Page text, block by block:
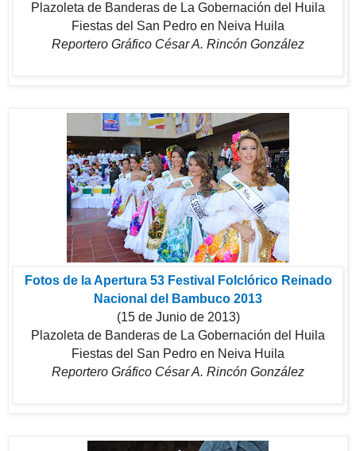
Plazoleta de Banderas de La Gobernación del Huila
Fiestas del San Pedro en Neiva Huila
Reportero Gráfico César A. Rincón González
Fotos de la Apertura 53 Festival Folclórico Reinado
Nacional del Bambuco 2013
(15 de Junio de 2013)
Plazoleta de Banderas de La Gobernación del Huila
Fiestas del San Pedro en Neiva Huila
Reportero Gráfico César A. Rincón González